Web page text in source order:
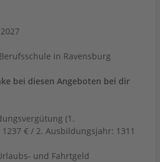
in Ravensburg
bei diesen Angeboten bei dir
(1.
€ / 2. Ausbildungsjahr: 1311
und Fahrtgeld